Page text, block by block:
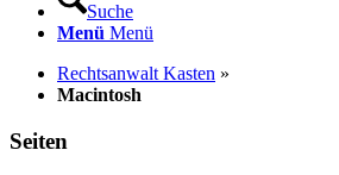
Suche
Menü Menü
Rechtsanwalt Kasten »
Macintosh
Seiten